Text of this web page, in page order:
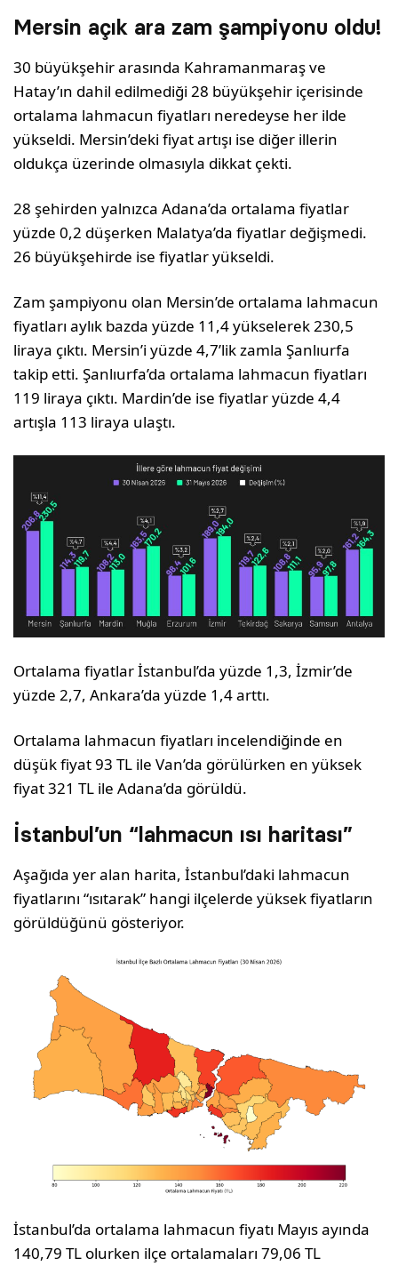
Mersin açık ara zam şampiyonu oldu!
30 büyükşehir arasında Kahramanmaraş ve
Hatay’ın dahil edilmediği 28 büyükşehir içerisinde
ortalama lahmacun fiyatları neredeyse her ilde
yükseldi. Mersin’deki fiyat artışı ise diğer illerin
oldukça üzerinde olmasıyla dikkat çekti.
28 şehirden yalnızca Adana’da ortalama fiyatlar
yüzde 0,2 düşerken Malatya’da fiyatlar değişmedi.
26 büyükşehirde ise fiyatlar yükseldi.
Zam şampiyonu olan Mersin’de ortalama lahmacun
fiyatları aylık bazda yüzde 11,4 yükselerek 230,5
liraya çıktı. Mersin’i yüzde 4,7’lik zamla Şanlıurfa
takip etti. Şanlıurfa’da ortalama lahmacun fiyatları
119 liraya çıktı. Mardin’de ise fiyatlar yüzde 4,4
artışla 113 liraya ulaştı.
Ortalama fiyatlar İstanbul’da yüzde 1,3, İzmir’de
yüzde 2,7, Ankara’da yüzde 1,4 arttı.
Ortalama lahmacun fiyatları incelendiğinde en
düşük fiyat 93 TL ile Van’da görülürken en yüksek
fiyat 321 TL ile Adana’da görüldü.
İstanbul’un “lahmacun ısı haritası”
Aşağıda yer alan harita, İstanbul’daki lahmacun
fiyatlarını “ısıtarak” hangi ilçelerde yüksek fiyatların
görüldüğünü gösteriyor.
İstanbul’da ortalama lahmacun fiyatı Mayıs ayında
140,79 TL olurken ilçe ortalamaları 79,06 TL